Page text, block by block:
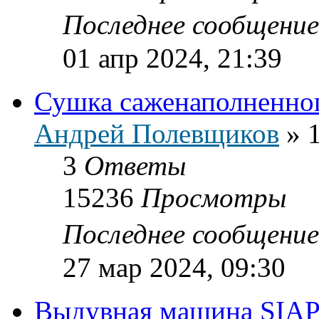
Последнее
01 апр 2024, 21:39
Сушка
Андрей Полевщиков »
3 Ответы
15236 Просмотры
Последнее
27 мар 2024, 09:30
Выдувная машина